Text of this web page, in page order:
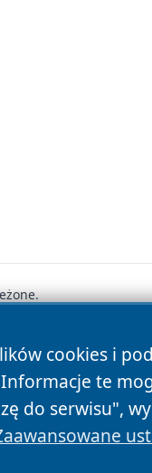
cookies i
te
do serwisu",